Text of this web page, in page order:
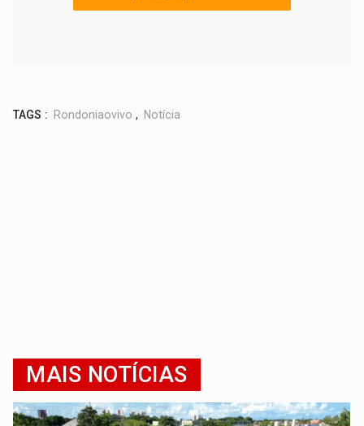
TAGS : Rondoniaovivo , Notícia
MAIS NOTÍCIAS